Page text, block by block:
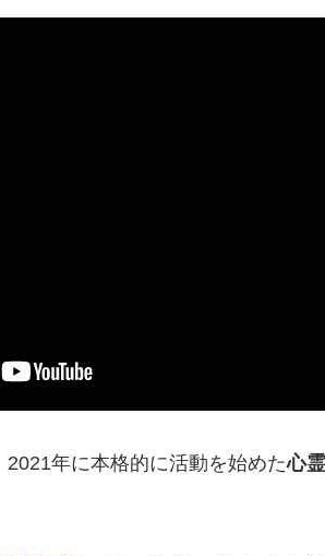
2021年に本格的に活動を始めた心